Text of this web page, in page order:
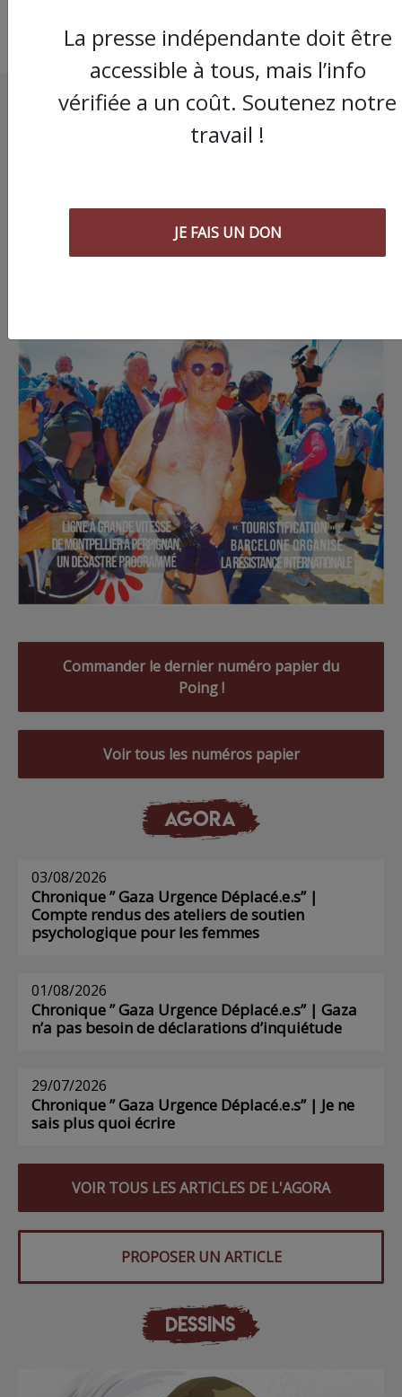
Commander le dernier numéro papier du
Poing !
Voir tous les numéros papier
AGORA
03/08/2026
Chronique ” Gaza Urgence Déplacé.e.s” |
Compte rendus des ateliers de soutien
psychologique pour les femmes
01/08/2026
Chronique ” Gaza Urgence Déplacé.e.s” | Gaza
n’a pas besoin de déclarations d’inquiétude
29/07/2026
Chronique ” Gaza Urgence Déplacé.e.s” | Je ne
sais plus quoi écrire
VOIR TOUS LES ARTICLES DE L'AGORA
PROPOSER UN ARTICLE
DESSINS
La presse indépendante doit être
accessible à tous, mais l’info
vérifiée a un coût. Soutenez notre
travail !
JE FAIS UN DON